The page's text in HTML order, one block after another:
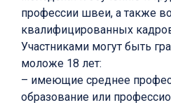
профессии швеи, а также
квалифицированных
Участниками могут быть
моложе 18 лет:
– имеющие среднее
образование или